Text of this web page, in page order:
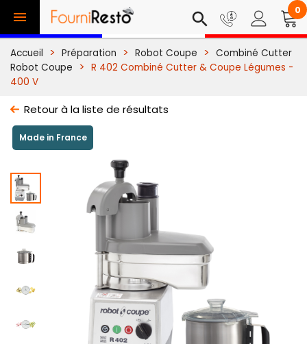
 search 0
Accueil Préparation Robot Coupe
Combiné Cutter
Robot Coupe
R 402 Combiné Cutter & Coupe Légumes -
400 V
Retour à la liste de résultats
Made in France